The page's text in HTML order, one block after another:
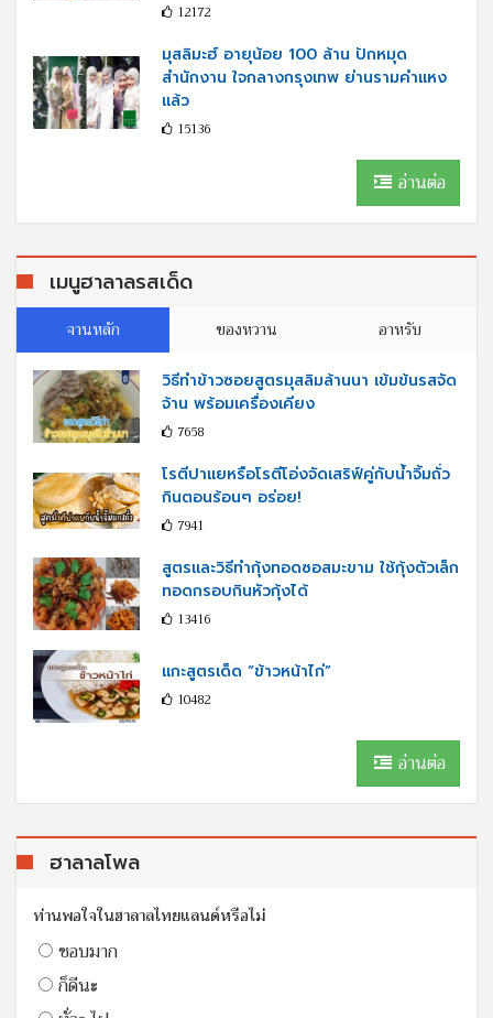
12172
มุสลิมะฮ์ อายุน้อย 100 ล้าน ปักหมุด
สำนักงาน ใจกลางกรุงเทพ ย่านรามคำแหง
แล้ว
15136
อ่านต่อ
เมนูฮาลาลรสเด็ด
จานหลัก ของหวาน อาหรับ
วิธีทำข้าวซอยสูตรมุสลิมล้านนา เข้มข้นรสจัด
จ้าน พร้อมเครื่องเคียง
7658
โรตีปาแยหรือโรตีโอ่งจัดเสริฟ์คู่กับนํ้าจิ้มถั่ว
กินตอนร้อนๆ อร่อย!
7941
สูตรและวิธีทำกุ้งทอดซอสมะขาม ใช้กุ้งตัวเล็ก
ทอดกรอบกินหัวกุ้งได้
13416
แกะสูตรเด็ด “ข้าวหน้าไก่”
10482
อ่านต่อ
ฮาลาลโพล
ท่านพอใจในฮาลาลไทยแลนด์หรือไม่
ชอบมาก
ก็ดีนะ